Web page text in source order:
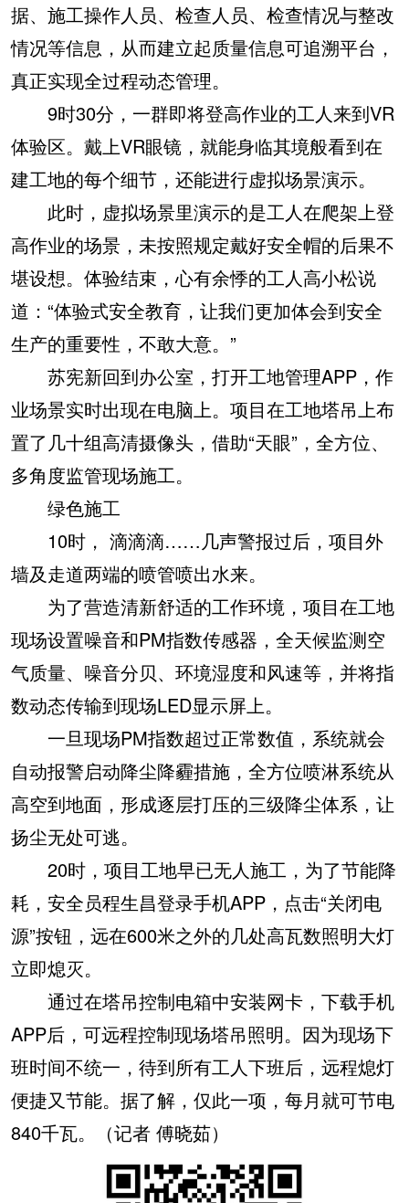
据、施工操作人员、检查人员、检查情况与整改
情况等信息，从而建立起质量信息可追溯平台，
真正实现全过程动态管理。
9时30分，一群即将登高作业的工人来到VR
体验区。戴上VR眼镜，就能身临其境般看到在
建工地的每个细节，还能进行虚拟场景演示。
此时，虚拟场景里演示的是工人在爬架上登
高作业的场景，未按照规定戴好安全帽的后果不
堪设想。体验结束，心有余悸的工人高小松说
道：“体验式安全教育，让我们更加体会到安全
生产的重要性，不敢大意。”
苏宪新回到办公室，打开工地管理APP，作
业场景实时出现在电脑上。项目在工地塔吊上布
置了几十组高清摄像头，借助“天眼”，全方位、
多角度监管现场施工。
绿色施工
10时， 滴滴滴……几声警报过后，项目外
墙及走道两端的喷管喷出水来。
为了营造清新舒适的工作环境，项目在工地
现场设置噪音和PM指数传感器，全天候监测空
气质量、噪音分贝、环境湿度和风速等，并将指
数动态传输到现场LED显示屏上。
一旦现场PM指数超过正常数值，系统就会
自动报警启动降尘降霾措施，全方位喷淋系统从
高空到地面，形成逐层打压的三级降尘体系，让
扬尘无处可逃。
20时，项目工地早已无人施工，为了节能降
耗，安全员程生昌登录手机APP，点击“关闭电
源”按钮，远在600米之外的几处高瓦数照明大灯
立即熄灭。
通过在塔吊控制电箱中安装网卡，下载手机
APP后，可远程控制现场塔吊照明。因为现场下
班时间不统一，待到所有工人下班后，远程熄灯
便捷又节能。据了解，仅此一项，每月就可节电
840千瓦。（记者 傅晓茹）